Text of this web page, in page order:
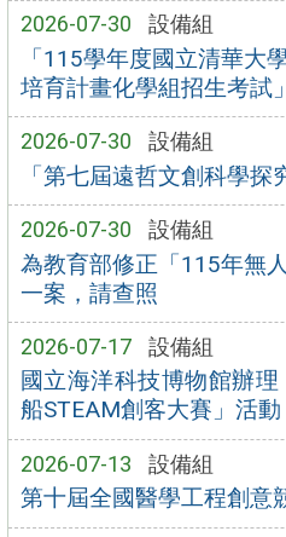
2026-07-30 設備組
「115學年度國立清華大
培育計畫化學組招生考試」
2026-07-30 設備組
「第七屆遠哲文創科學探
2026-07-30 設備組
為教育部修正「115年無
一案，請查照
2026-07-17 設備組
國立海洋科技博物館辦
船STEAM創客大賽」活動
2026-07-13 設備組
第十屆全國醫學工程創意